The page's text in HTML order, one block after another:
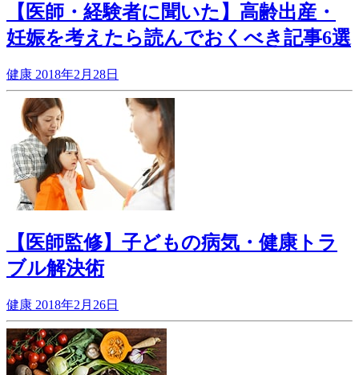
【医師・経験者に聞いた】高齢出産・
妊娠を考えたら読んでおくべき記事6選
健康 2018年2月28日
【医師監修】子どもの病気・健康トラ
ブル解決術
健康 2018年2月26日